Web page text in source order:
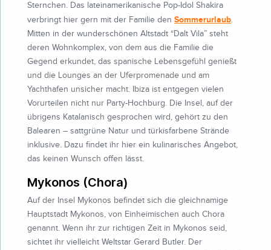
Sternchen. Das lateinamerikanische Pop-Idol Shakira
verbringt hier gern mit der Familie den Sommerurlaub.
Mitten in der wunderschönen Altstadt “Dalt Vila” steht
deren Wohnkomplex, von dem aus die Familie die
Gegend erkundet, das spanische Lebensgefühl genießt
und die Lounges an der Uferpromenade und am
Yachthafen unsicher macht. Ibiza ist entgegen vielen
Vorurteilen nicht nur Party-Hochburg. Die Insel, auf der
übrigens Katalanisch gesprochen wird, gehört zu den
Balearen – sattgrüne Natur und türkisfarbene Strände
inklusive. Dazu findet ihr hier ein kulinarisches Angebot,
das keinen Wunsch offen lässt.
Mykonos (Chora)
Auf der Insel Mykonos befindet sich die gleichnamige
Hauptstadt Mykonos, von Einheimischen auch Chora
genannt. Wenn ihr zur richtigen Zeit in Mykonos seid,
sichtet ihr vielleicht Weltstar Gerard Butler. Der